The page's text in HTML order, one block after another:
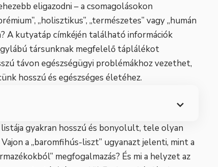
eligazodni – a csomagolásokon
„holisztikus”, „természetes” vagy „humán
A kutyatáp címkéjén található információk
társunknak megfelelő táplálékot
távon egészségügyi problémákhoz vezethet,
hosszú és egészséges életéhez.
gyakran hosszú és bonyolult, tele olyan
a „baromfihús-liszt” ugyanazt jelenti, mint a
megfogalmazás? És mi a helyzet az